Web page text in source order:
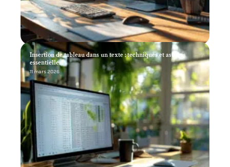
Insertion de tableau dans un texte : techniques et astuces
essentielles
11 mars 2026